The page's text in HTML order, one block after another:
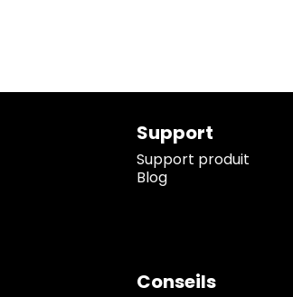
Support
Support produit
Blog
Conseils